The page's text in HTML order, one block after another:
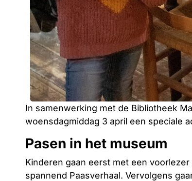
In samenwerking met de Bibliotheek
woensdagmiddag 3 april een speciale
Pasen in het museum
Kinderen gaan eerst met een
spannend Paasverhaal. Vervolgens